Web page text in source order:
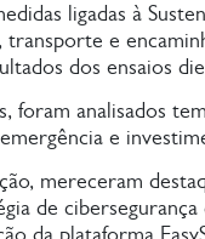
ligadas à
e
dos ensaios
foram analisados
e
mereceram
de